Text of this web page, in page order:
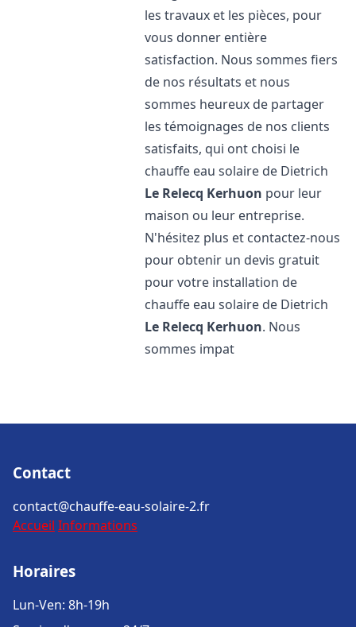
les travaux et les pièces, pour
vous donner entière
satisfaction. Nous sommes fiers
de nos résultats et nous
sommes heureux de partager
les témoignages de nos clients
satisfaits, qui ont choisi le
chauffe eau solaire de Dietrich
Le Relecq Kerhuon pour leur
maison ou leur entreprise.
N'hésitez plus et contactez-nous
pour obtenir un devis gratuit
pour votre installation de
chauffe eau solaire de Dietrich
Le Relecq Kerhuon. Nous
sommes impat
Contact
contact@chauffe-eau-solaire-2.fr
Accueil Informations
Horaires
Lun-Ven: 8h-19h